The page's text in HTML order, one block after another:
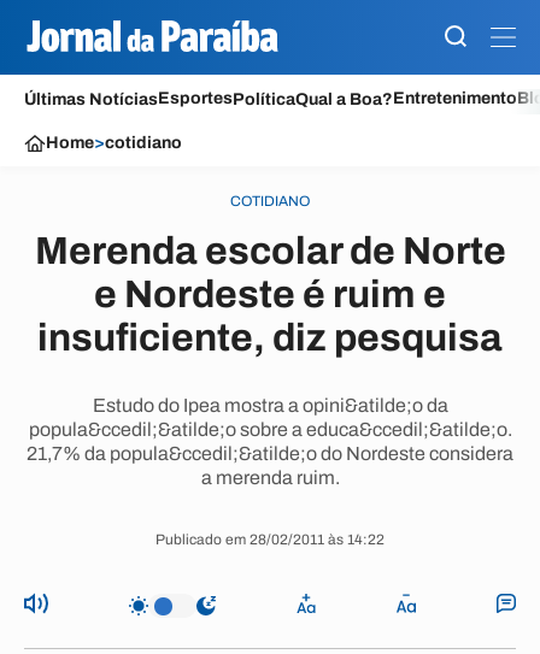
Últimas NotíciasEsportesPolíticaQual a Boa?Entretenimento
Home>cotidiano
COTIDIANO
Merenda escolar de Norte
e Nordeste é ruim e
insuficiente, diz pesquisa
Estudo do Ipea mostra a opini&atilde;o da
popula&ccedil;&atilde;o sobre a educa&ccedil;&atilde;o.
21,7% da popula&ccedil;&atilde;o do Nordeste considera
a merenda ruim.
Publicado em 28/02/2011 às 14:22